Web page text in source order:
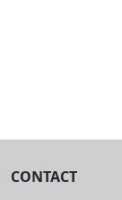
CONTACT